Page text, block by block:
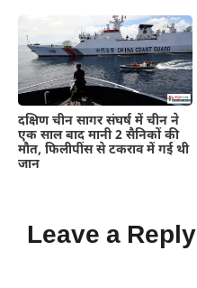
दक्षिण चीन सागर संघर्ष में चीन ने
एक साल बाद मानी 2 सैनिकों की
मौत, फिलीपींस से टकराव में गई थी
जान
Leave a Reply